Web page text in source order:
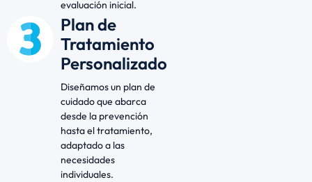
evaluación inicial.
Plan de
Tratamiento
Personalizado
Diseñamos un plan de
cuidado que abarca
desde la prevención
hasta el tratamiento,
adaptado a las
necesidades
individuales.